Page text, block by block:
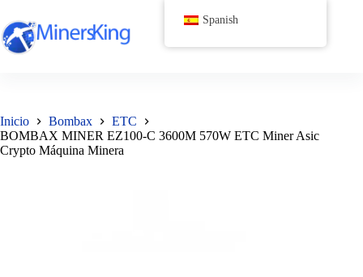
contenido
Inicio Bombax
ETC
BOMBAX MINER EZ100-C 3600M 570W ETC Miner Asic
Crypto Máquina Minera
Spanish